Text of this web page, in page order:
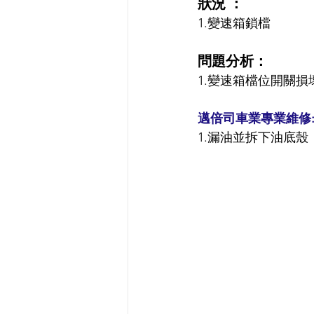
狀況 ：
1.變速箱鎖檔
問題分析：
1.變速箱檔位開關損
邁倍司車業專業維修:
1.漏油並拆下油底殼